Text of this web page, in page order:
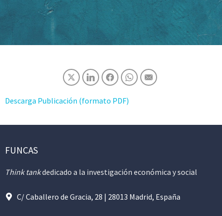
Descarga Publicación (formato PDF)
FUNCAS
Think tankdedicado a la investigación económica y social
C/ Caballero de Gracia, 28 | 28013 Madrid, España